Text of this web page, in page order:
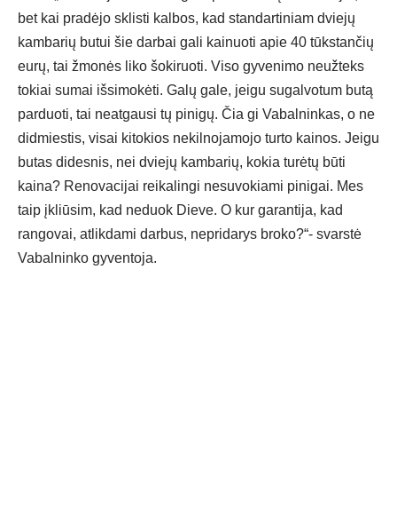
bet kai pradėjo sklisti kalbos, kad standartiniam dviejų
kambarių butui šie darbai gali kainuoti apie 40 tūkstančių
eurų, tai žmonės liko šokiruoti. Viso gyvenimo neužteks
tokiai sumai išsimokėti. Galų gale, jeigu sugalvotum butą
parduoti, tai neatgausi tų pinigų. Čia gi Vabalninkas, o ne
didmiestis, visai kitokios nekilnojamojo turto kainos. Jeigu
butas didesnis, nei dviejų kambarių, kokia turėtų būti
kaina? Renovacijai reikalingi nesuvokiami pinigai. Mes
taip įkliūsim, kad neduok Dieve. O kur garantija, kad
rangovai, atlikdami darbus, nepridarys broko?“- svarstė
Vabalninko gyventoja.